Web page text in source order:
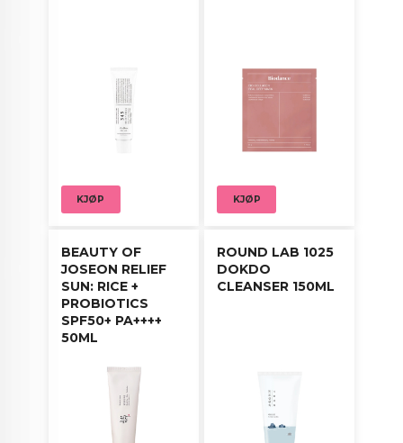
* Anbefales å bruke 2-3 ganger i uken.
KJØP KJØP
BEAUTY OF
JOSEON RELIEF
SUN: RICE +
PROBIOTICS
SPF50+ PA++++
50ML
ROUND LAB 1025
DOKDO
CLEANSER 150ML